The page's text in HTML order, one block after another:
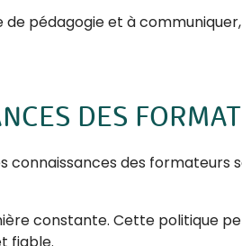
de pédagogie et à communiquer,
DES
connaissances des formateurs
constante. Cette politique